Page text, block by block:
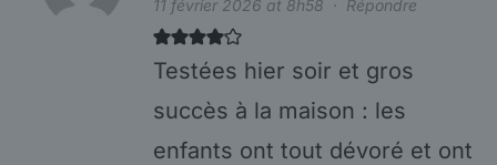
11 février 2026 at 8h58 · Répondre
Testées hier soir et gros
succès à la maison : les
enfants ont tout dévoré et ont